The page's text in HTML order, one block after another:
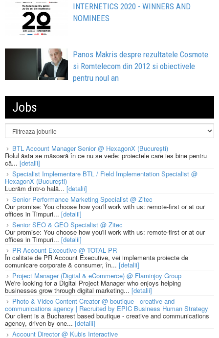
INTERNETICS 2020 - WINNERS AND
NOMINEES
Panos Makris despre rezultatele Cosmote
si Romtelecom din 2012 si obiectivele
pentru noul an
Jobs
BTL Account Manager Senior @ HexagonX (București)
Rolul ăsta se măsoară în ce nu se vede: proiectele care ies bine pentru
că... [detalii]
Specialist Implementare BTL / Field Implementation Specialist @
HexagonX (București)
Lucrăm dintr-o hală...[detalii]
Senior Performance Marketing Specialist @ Zitec
Our promise: You choose how you'll work with us: remote-first or at our
offices in Timpuri... [detalii]
Senior SEO & GEO Specialist @ Zitec
Our promise: You choose how you'll work with us: remote-first or at our
offices in Timpuri... [detalii]
PR Account Executive @ TOTAL PR
În calitate de PR Account Executive, vei implementa proiecte de
comunicare corporate & consumer, în... [detalii]
Project Manager (Digital & eCommerce) @ Flaminjoy Group
We're looking for a Digital Project Manager who enjoys helping
businesses grow through digital marketing... [detalii]
Photo & Video Content Creator @ boutique - creative and
communications agency | Recruited by EPIC Business Human Strategy
Our client is a Bucharest based boutique - creative and communications
agency, driven by one... [detalii]
Account Director @ Kubis Interactive